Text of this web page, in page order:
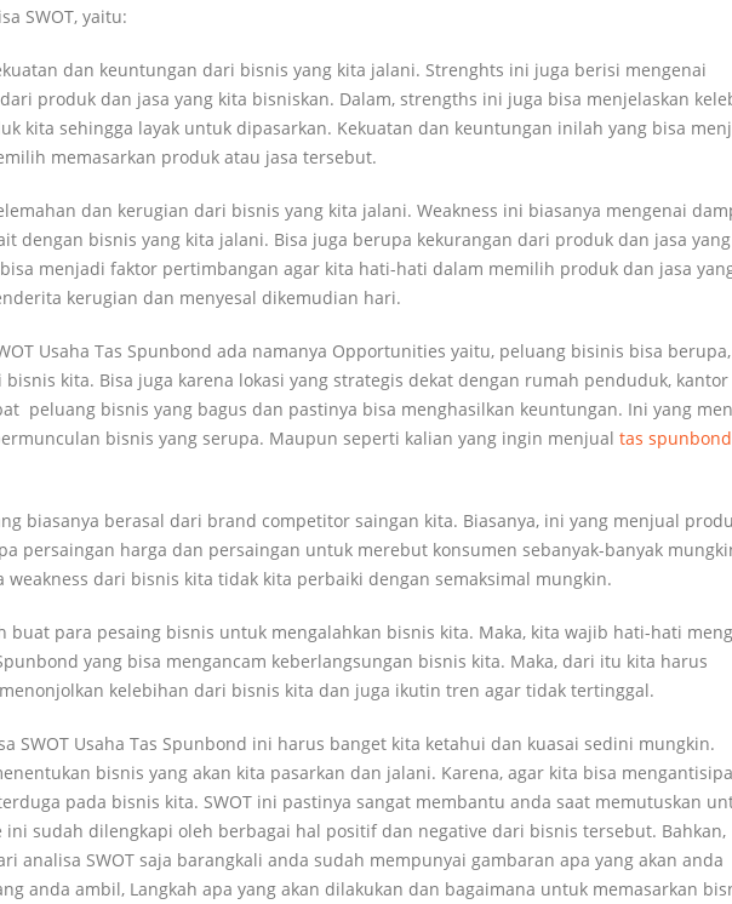
SWOT, yaitu:
dan keuntungan dari bisnis yang kita jalani. Strenghts ini juga berisi mengenai
produk dan jasa yang kita bisniskan. Dalam, strengths ini juga bisa menjelaskan
kita sehingga layak untuk dipasarkan. Kekuatan dan keuntungan inilah yang bisa
memasarkan produk atau jasa tersebut.
dan kerugian dari bisnis yang kita jalani. Weakness ini biasanya mengenai
dengan bisnis yang kita jalani. Bisa juga berupa kekurangan dari produk dan jasa
menjadi faktor pertimbangan agar kita hati-hati dalam memilih produk dan jasa
kerugian dan menyesal dikemudian hari.
Usaha Tas Spunbond ada namanya Opportunities yaitu, peluang bisinis bisa
kita. Bisa juga karena lokasi yang strategis dekat dengan rumah penduduk,
peluang bisnis yang bagus dan pastinya bisa menghasilkan keuntungan. Ini yang
bisnis yang serupa. Maupun seperti kalian yang ingin menjual tas spunbond
biasanya berasal dari brand competitor saingan kita. Biasanya, ini yang menjual
persaingan harga dan persaingan untuk merebut konsumen sebanyak-banyak
dari bisnis kita tidak kita perbaiki dengan semaksimal mungkin.
buat para pesaing bisnis untuk mengalahkan bisnis kita. Maka, kita wajib hati-hati
yang bisa mengancam keberlangsungan bisnis kita. Maka, dari itu kita harus
kelebihan dari bisnis kita dan juga ikutin tren agar tidak tertinggal.
SWOT Usaha Tas Spunbond ini harus banget kita ketahui dan kuasai sedini mungkin.
bisnis yang akan kita pasarkan dan jalani. Karena, agar kita bisa
pada bisnis kita. SWOT ini pastinya sangat membantu anda saat memutuskan
ini sudah dilengkapi oleh berbagai hal positif dan negative dari bisnis tersebut. Bahkan,
analisa SWOT saja barangkali anda sudah mempunyai gambaran apa yang akan anda
anda ambil, Langkah apa yang akan dilakukan dan bagaimana untuk memasarkan